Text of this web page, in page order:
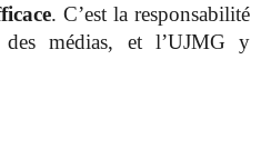
. C’est la responsabilité
des médias, et l’UJMG y